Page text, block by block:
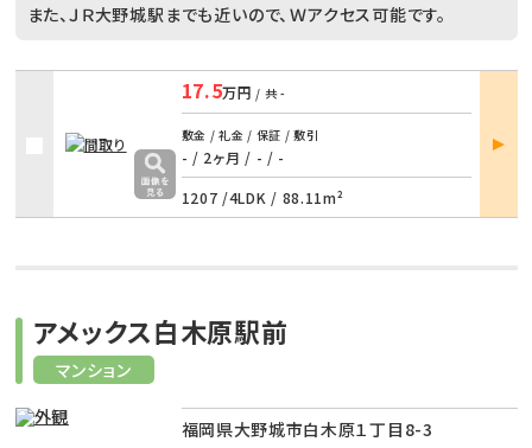
また、ＪＲ大野城駅までも近いので、Ｗアクセス可能です。
17.5万円 / 共-
敷金 / 礼金 / 保証 / 敷引
- / 2ヶ月 / - / -
1207 /4LDK / 88.11m²
部屋
詳細
マンション
アメックス白木原駅前
福岡県大野城市白木原１丁目8-3